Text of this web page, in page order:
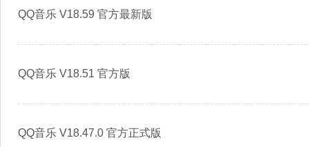
QQ音乐 V18.59 官方最新版
QQ音乐 V18.51 官方版
QQ音乐 V18.47.0 官方正式版